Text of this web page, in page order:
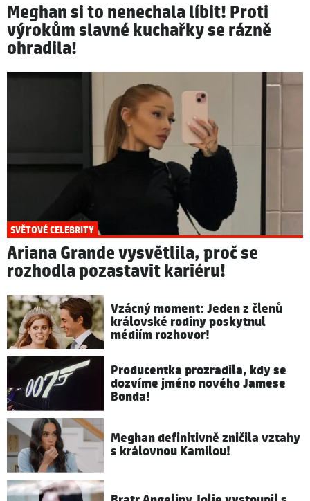
Meghan si to nenechala líbit! Proti
výrokům slavné kuchařky se rázně
ohradila!
SVĚTOVÉ CELEBRITY
Ariana Grande vysvětlila, proč se
rozhodla pozastavit kariéru!
Vzácný moment: Jeden z členů
královské rodiny poskytnul
médiím rozhovor!
Producentka prozradila, kdy se
dozvíme jméno nového Jamese
Bonda!
Meghan definitivně zničila vztahy
s královnou Kamilou!